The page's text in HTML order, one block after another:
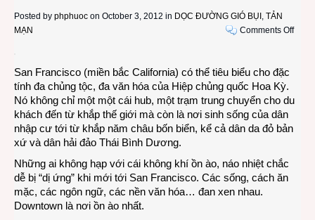
Posted by phphuoc on October 3, 2012 in DỌC ĐƯỜNG GIÓ BỤI , TẢN
MẠN
Comments Offon
điệu
San Francisco (miền bắc California) có thể tiêu biểu cho đặc
tính đa chủng tộc, đa văn hóa của Hiệp chủng quốc Hoa Kỳ.
Nó không chỉ một một cái hub, một trạm trung chuyển cho du
khách đến từ khắp thế giới mà còn là nơi sinh sống của dân
nhập cư tới từ khắp năm châu bốn biển, kể cả dân da đỏ bản
xứ và dân hải đảo Thái Bình Dương.
Những ai không hạp với cái không khí ồn ào, náo nhiệt chắc
dễ bị “dị ứng” khi mới tới San Francisco. Các sống, cách ăn
mặc, các ngôn ngữ, các nền văn hóa… đan xen nhau.
Downtown là nơi ồn ào nhất.